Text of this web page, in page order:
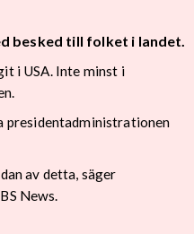
besked till folket i landet.
i USA. Inte minst i
presidentadministrationen
av detta, säger
News.